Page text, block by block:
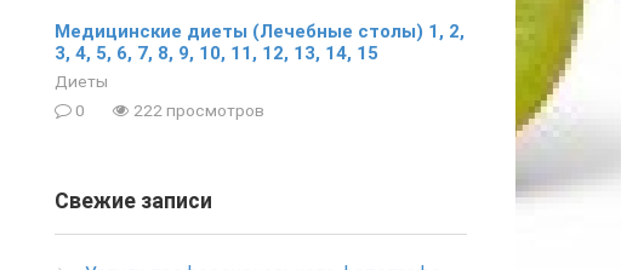
Медицинские диеты (Лечебные столы) 1, 2,
3, 4, 5, 6, 7, 8, 9, 10, 11, 12, 13, 14, 15
Диеты
0
222 просмотров
Свежие записи